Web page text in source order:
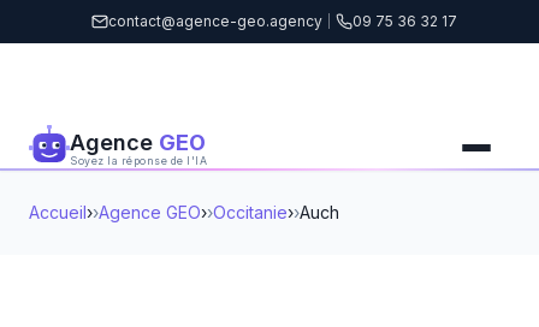
contact@agence-geo.agency 09 75 36 32 17
Agence GEO
Soyez la réponse de l'IA
Accueil› Agence GEO› Occitanie› Auch